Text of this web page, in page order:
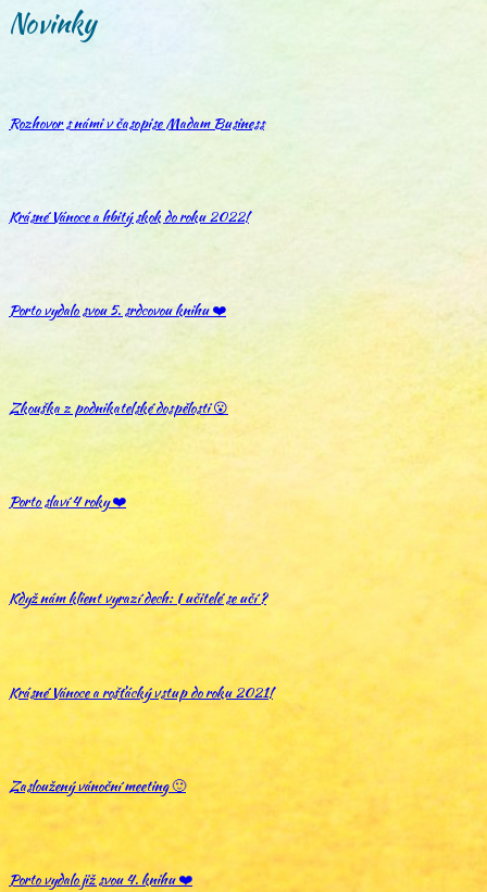
Novinky
Rozhovor s námi v časopise Madam Business
Krásné Vánoce a hbitý skok do roku 2022!
Porto vydalo svou 5. srdcovou knihu ❤️
Zkouška z podnikatelské dospělosti 😮
Porto slaví 4 roky ❤️
Když nám klient vyrazí dech: I učitelé se učí ?
Krásné Vánoce a rošťácký vstup do roku 2021!
Zasloužený vánoční meeting 🙂
Porto vydalo již svou 4. knihu ❤️